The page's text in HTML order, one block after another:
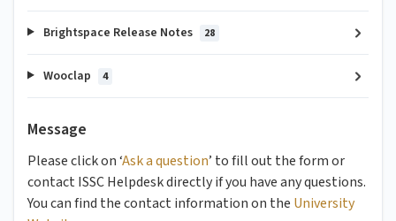
Brightspace Release Notes 28
Wooclap 4
Message
Please click on ‘Ask a question’ to fill out the form or
contact ISSC Helpdesk directly if you have any questions.
You can find the contact information on the University